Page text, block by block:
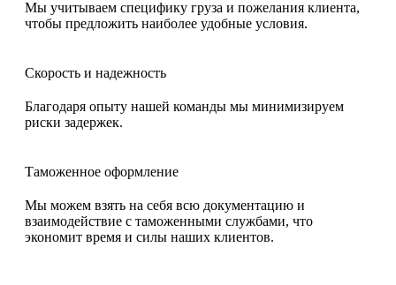
Мы учитываем специфику груза и пожелания клиента,
чтобы предложить наиболее удобные условия.
Скорость и надежность
Благодаря опыту нашей команды мы минимизируем
риски задержек.
Таможенное оформление
Мы можем взять на себя всю документацию и
взаимодействие с таможенными службами, что
экономит время и силы наших клиентов.